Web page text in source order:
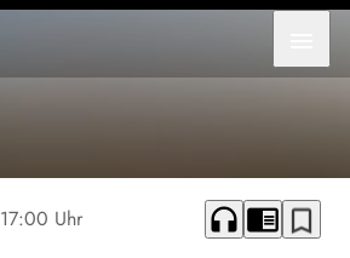
Symbolbild
Uhr headphones chrome_reader_mode bookmark_border